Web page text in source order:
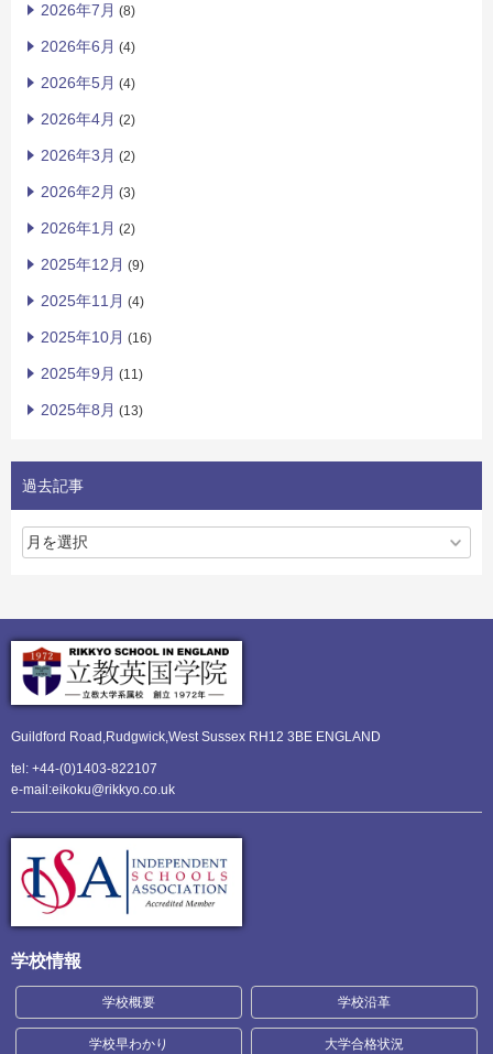
2026年7月 (8)
2026年6月 (4)
2026年5月 (4)
2026年4月 (2)
2026年3月 (2)
2026年2月 (3)
2026年1月 (2)
2025年12月 (9)
2025年11月 (4)
2025年10月 (16)
2025年9月 (11)
2025年8月 (13)
過去記事
Guildford Road,Rudgwick,West Sussex RH12 3BE ENGLAND
tel: +44-(0)1403-822107
e-mail:eikoku@rikkyo.co.uk
学校情報
学校概要 学校沿革
学校早わかり 大学合格状況